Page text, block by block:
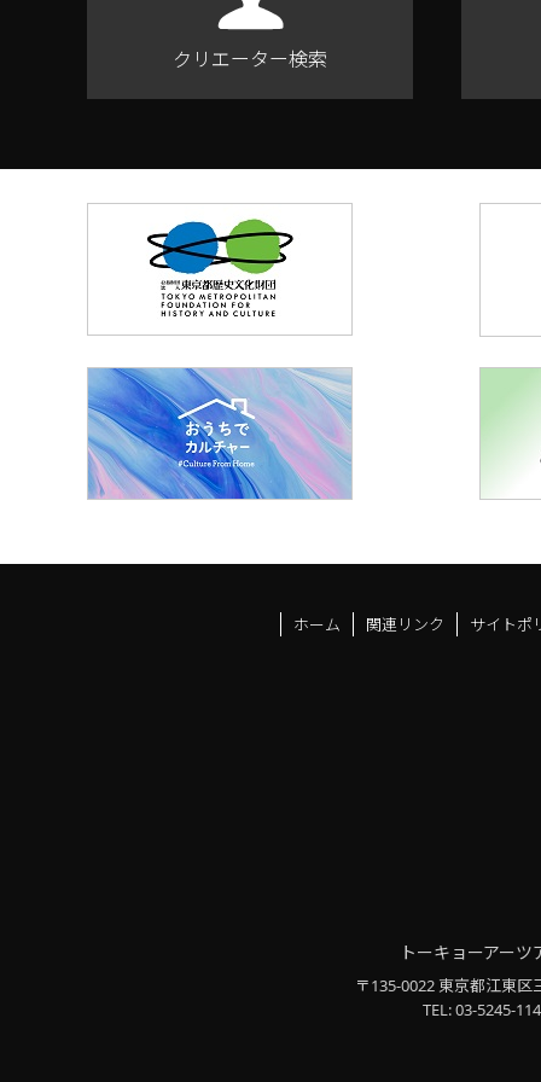
クリエーター検索
ホーム 関連リンク サイトポ
トーキョーアー
〒135-0022 東京都江東区
TEL: 03-5245-